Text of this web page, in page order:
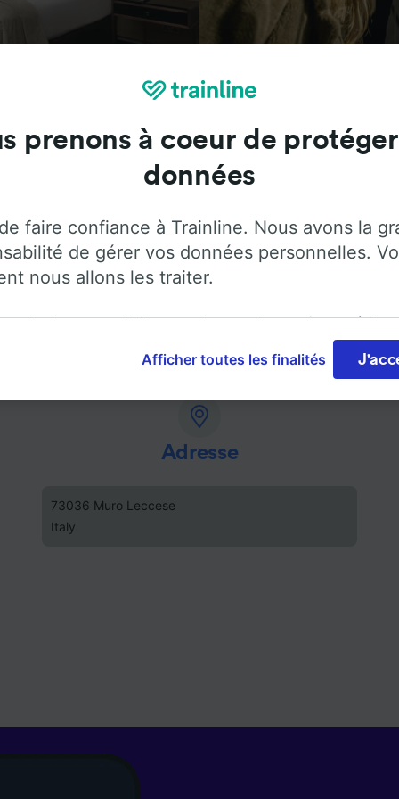
essentielles et réservez vos billets de train à partir
emmène dans 45 pays avec 270 compagnies
jusqu’où vous pouvez voyager avec Trainline
Adresse
73036 Muro Leccese
Italy
prenons à coeur de
données
faire confiance à Trainline. Nous avons la
de gérer vos données personnelles.
nous allons les traiter.
et ses115partenaires stockent et/ou accèdent
telles que les identifiants uniques de cookies pour
personnelles, sur un appareil. Vous pouvez accepter ou
en cliquant ci-dessous ou à tout moment sur la page de la
de confidentialité. Ces préférences seront signalées à nos
et n’affecteront pas les données de navigation. Vos
ainsi que nos partenaires externes, traitent des
Afficher toutes les finalités